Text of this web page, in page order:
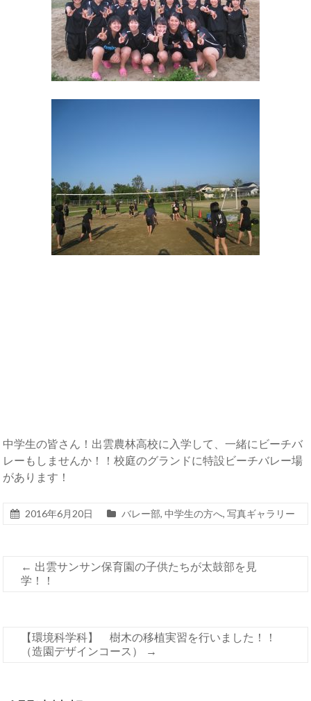
中学生の皆さん！出雲農林高校に入学して、一緒にビーチバ
レーもしませんか！！校庭のグランドに特設ビーチバレー場
があります！
2016年6月20日 バレー部,中学生の方へ,写真ギャラリー
← 出雲サンサン保育園の子供たちが太鼓部を見
学！！
【環境科学科】 樹木の移植実習を行いました！！
（造園デザインコース）
→